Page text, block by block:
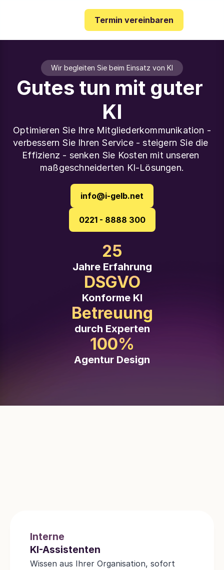
Termin vereinbaren
Wir begleiten Sie beim Einsatz von KI
Gutes tun mit guter
KI
Optimieren Sie Ihre Mitgliederkommunikation -
verbessern Sie Ihren Service - steigern Sie die
Effizienz - senken Sie Kosten mit unseren
maßgeschneiderten KI-Lösungen.
info@i-gelb.net
0221 - 8888 300
25
Jahre Erfahrung
DSGVO
Konforme KI
Betreuung
durch Experten
100%
Agentur Design
Interne
KI-Assistenten
Wissen aus Ihrer Organisation, sofort